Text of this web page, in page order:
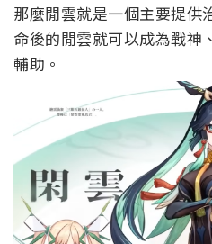
那麼閒雲就是一個主要提供
命後的閒雲就可以成為戰神
輔助。